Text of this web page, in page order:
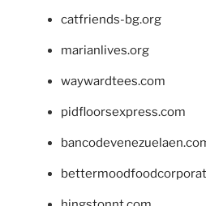
catfriends-bg.org
marianlives.org
waywardtees.com
pidfloorsexpress.com